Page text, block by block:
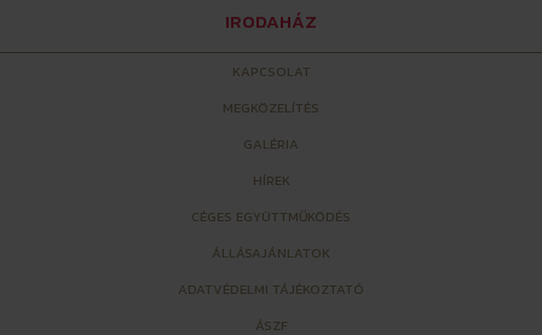
IRODAHÁZ
KAPCSOLAT
MEGKÖZELÍTÉS
GALÉRIA
HÍREK
CÉGES EGYÜTTMŰKÖDÉS
ÁLLÁSAJÁNLATOK
ADATVÉDELMI TÁJÉKOZTATÓ
ÁSZF